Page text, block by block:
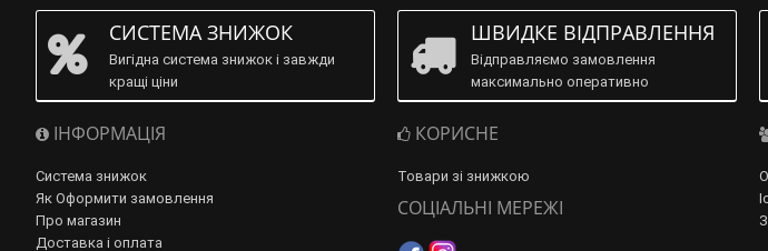
СИСТЕМА ЗНИЖОК
Вигідна система знижок і завжди
кращі ціни
ШВИДКЕ ВІДПРАВЛЕННЯ
Відправляємо замовлення
максимально оперативно
ІНФОРМАЦІЯ
Система знижок
Як Оформити замовлення
Про магазин
Доставка і оплата
КОРИСНЕ
Товари зі знижкою
СОЦІАЛЬНІ МЕРЕЖІ